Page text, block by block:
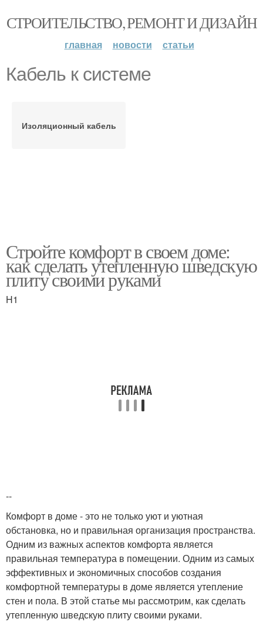
СТРОИТЕЛЬСТВО, РЕМОНТ И ДИЗАЙН
главная новости статьи
Кабель к системе
Изоляционный кабель
Стройте комфорт в своем доме:
как сделать утепленную шведскую
плиту своими руками
H1
--
Комфорт в доме - это не только уют и уютная
обстановка, но и правильная организация пространства.
Одним из важных аспектов комфорта является
правильная температура в помещении. Одним из самых
эффективных и экономичных способов создания
комфортной температуры в доме является утепление
стен и пола. В этой статье мы рассмотрим, как сделать
утепленную шведскую плиту своими руками.